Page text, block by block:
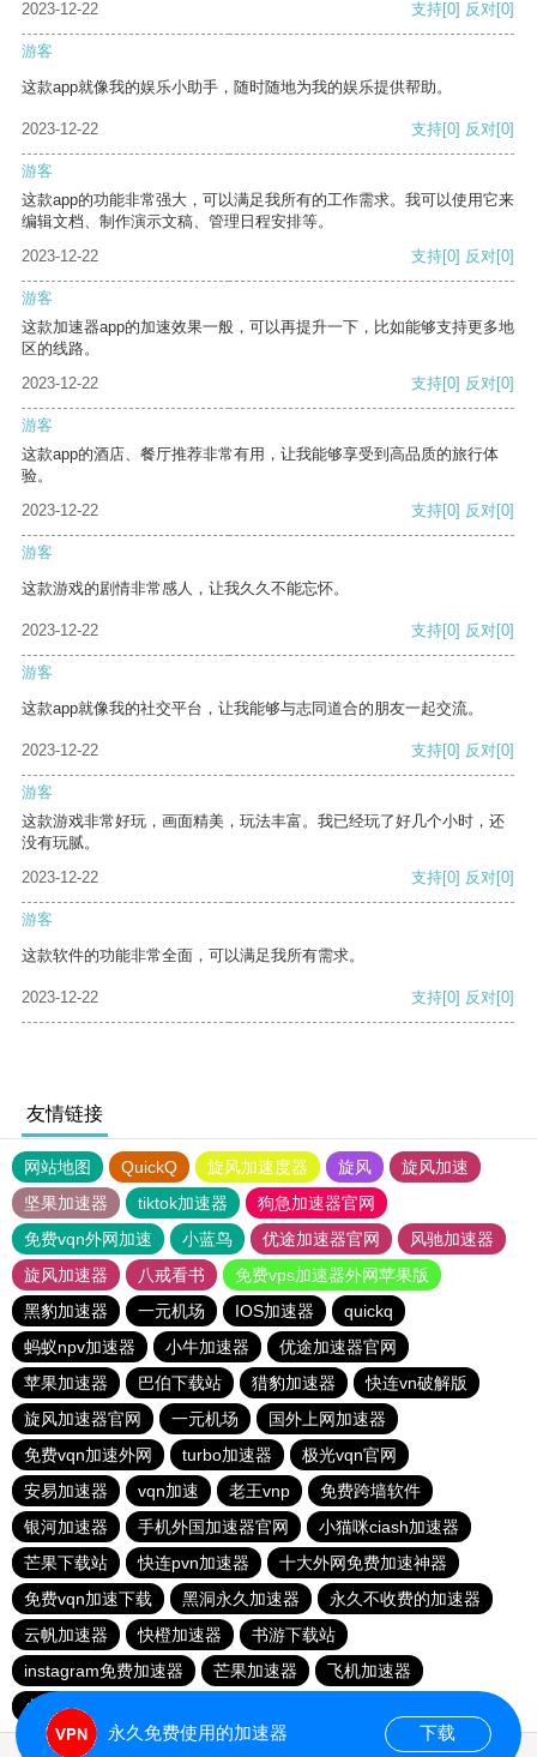
2023-12-22 支持[0] 反对[0]
游客
这款app就像我的娱乐小助手，随时随地为我的娱乐提供帮助。
2023-12-22 支持[0] 反对[0]
游客
这款app的功能非常强大，可以满足我所有的工作需求。我可以使用它来
编辑文档、制作演示文稿、管理日程安排等。
2023-12-22
支持[0] 反对[0]
游客
这款加速器app的加速效果一般，可以再提升一下，比如能够支持更多地
区的线路。
2023-12-22
支持[0] 反对[0]
游客
这款app的酒店、餐厅推荐非常有用，让我能够享受到高品质的旅行体
验。
2023-12-22
支持[0] 反对[0]
游客
这款游戏的剧情非常感人，让我久久不能忘怀。
2023-12-22 支持[0] 反对[0]
游客
这款app就像我的社交平台，让我能够与志同道合的朋友一起交流。
2023-12-22 支持[0] 反对[0]
游客
这款游戏非常好玩，画面精美，玩法丰富。我已经玩了好几个小时，还
没有玩腻。
2023-12-22
支持[0] 反对[0]
游客
这款软件的功能非常全面，可以满足我所有需求。
2023-12-22 支持[0] 反对[0]
友情链接
网站地图 QuickQ 旋风加速度器 旋风
旋风加速
坚果加速器
tiktok加速器
狗急加速器官网
免费vqn外网加速
小蓝鸟 优途加速器官网
风驰加速器
旋风加速器
八戒看书
免费vps加速器外网苹果版
黑豹加速器
一元机场 IOS加速器
quickq
蚂蚁npv加速器
小牛加速器
优途加速器官网
苹果加速器
巴伯下载站 猎豹加速器
快连vn破解版
旋风加速器官网
一元机场
国外上网加速器
免费vqn加速外网
turbo加速器
极光vqn官网
安易加速器
vqn加速 老王vnp
免费跨墙软件
银河加速器
手机外国加速器官网
小猫咪ciash加速器
芒果下载站
快连pvn加速器
十大外网免费加速神器
免费vqn加速下载
黑洞永久加速器
永久不收费的加速器
云帆加速器
快橙加速器
书游下载站
instagram免费加速器
芒果加速器
飞机加速器
火箭加速器
永久免费使用的加速器 下载